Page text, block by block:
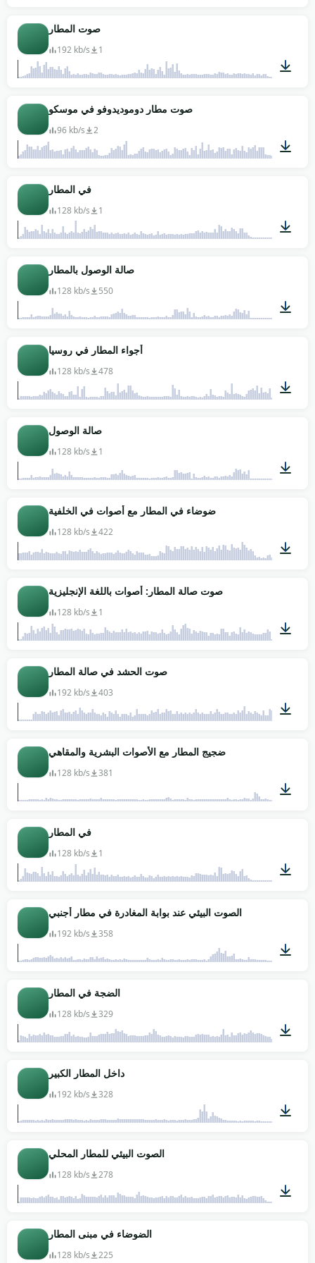
صوت المطار
192 kb/s 1
صوت مطار دوموديدوفو في موسكو
96 kb/s 2
في المطار
128 kb/s 1
صالة الوصول بالمطار
128 kb/s 550
أجواء المطار في روسيا
128 kb/s 478
صالة الوصول
128 kb/s 1
ضوضاء في المطار مع أصوات في الخلفية
128 kb/s 422
صوت صالة المطار: أصوات باللغة الإنجليزية
128 kb/s 1
صوت الحشد في صالة المطار
192 kb/s 403
ضجيج المطار مع الأصوات البشرية والمقاهي
128 kb/s 381
في المطار
128 kb/s 1
الصوت البيئي عند بوابة المغادرة في مطار أجنبي
192 kb/s 358
الضجة في المطار
128 kb/s 329
داخل المطار الكبير
192 kb/s 328
الصوت البيئي للمطار المحلي
128 kb/s 278
الضوضاء في مبنى المطار
128 kb/s 225